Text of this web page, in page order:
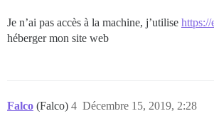
Je n’ai pas accès à la machine, j’utilise
héberger mon site web
Falco (Falco) Décembre 15, 2019, 2:28
4